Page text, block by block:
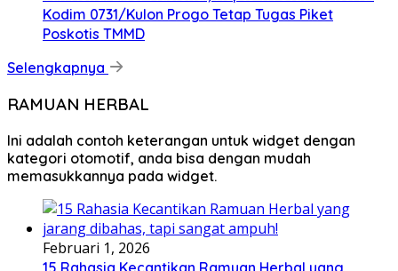
Kodim 0731/Kulon Progo Tetap Tugas Piket
Poskotis TMMD
Selengkapnya
RAMUAN HERBAL
Ini adalah contoh keterangan untuk widget dengan
kategori otomotif, anda bisa dengan mudah
memasukkannya pada widget.
Februari 1, 2026